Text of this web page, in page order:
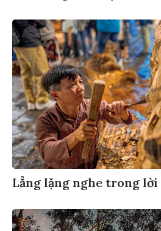
Lẳng lặng nghe trong